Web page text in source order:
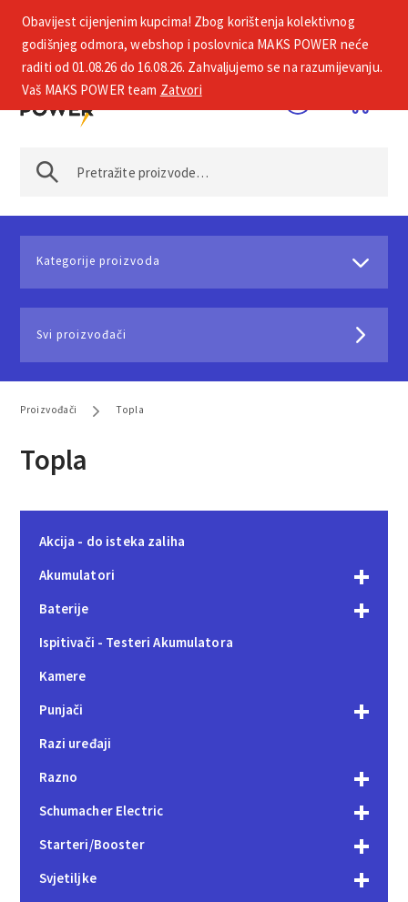
+385 1 2002 575
Kategorije proizvoda
Svi proizvođači
Proizvođači Topla
Topla
Akcija - do isteka zaliha
Akumulatori
Baterije
Ispitivači - Testeri Akumulatora
Kamere
Punjači
Razi uređaji
Razno
Schumacher Electric
Starteri/Booster
Svjetiljke
Obavijest cijenjenim kupcima! Zbog korištenja kolektivnog
godišnjeg odmora, webshop i poslovnica MAKS POWER neće
raditi od 01.08.26 do 16.08.26. Zahvaljujemo se na razumijevanju.
Vaš MAKS POWER team Zatvori